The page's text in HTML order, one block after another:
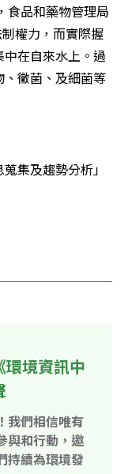
食品和藥物管理局
制權力，而實際握
在自來水上。過
黴菌、及細菌等
集及趨勢分析」
境資訊中
我們相信唯有
與和行動，邀
持續為環境發